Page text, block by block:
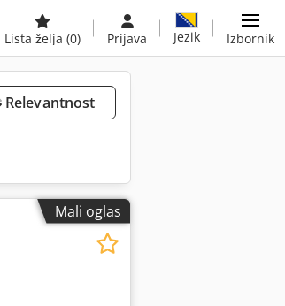
Lista želja (0) Prijava Jezik Izbornik
Relevantnost
Mali oglas